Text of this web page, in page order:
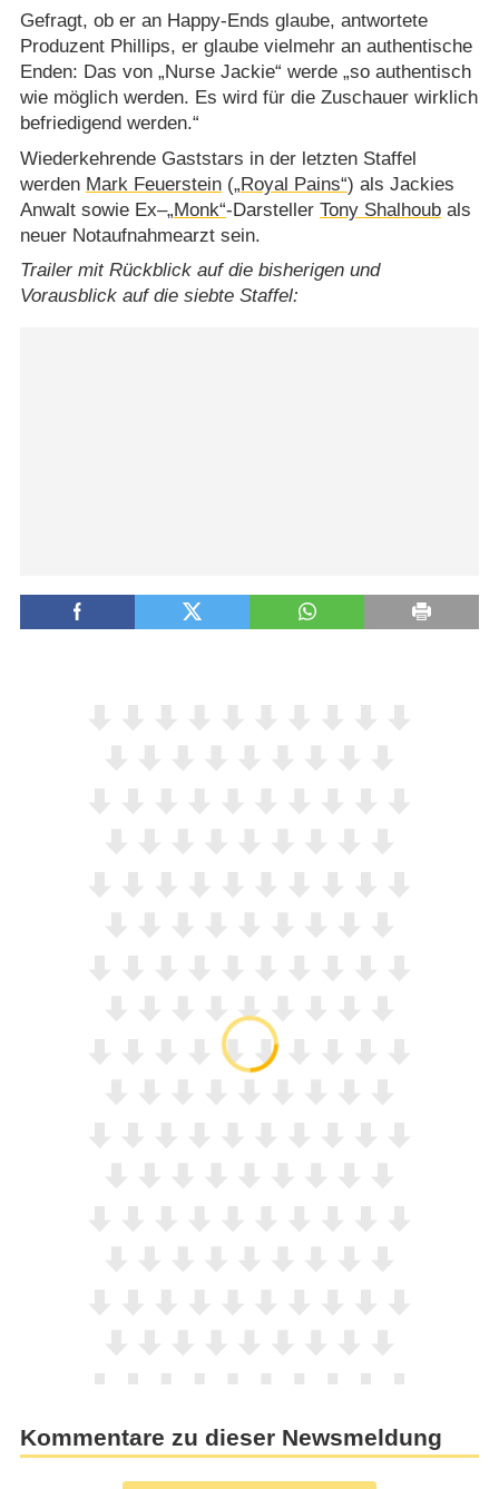
Gefragt, ob er an Happy-Ends glaube, antwortete
Produzent Phillips, er glaube vielmehr an authentische
Enden: Das von „Nurse Jackie“ werde „so authentisch
wie möglich werden. Es wird für die Zuschauer wirklich
befriedigend werden.“
Wiederkehrende Gaststars in der letzten Staffel
werden Mark Feuerstein(„Royal Pains“) als Jackies
Anwalt sowie Ex–„Monk“-Darsteller Tony Shalhoubals
neuer Notaufnahmearzt sein.
Trailer mit Rückblick auf die bisherigen und
Vorausblick auf die siebte Staffel:
Kommentare zu dieser Newsmeldung